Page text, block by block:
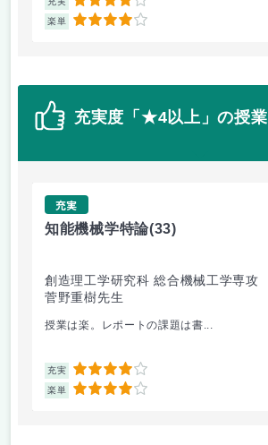
楽単 4
充実度「★4以上」の授業
充実
知能機械学特論(33)
創造理工学研究科 総合機械工学専攻
菅野重樹先生
授業は楽。レポートの課題は書...
充実 4
楽単 4